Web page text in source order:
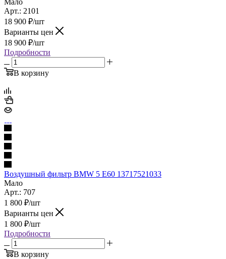
Арт.: 2101
18 900 ₽/шт
Варианты цен
18 900 ₽/шт
Подробности
В корзину
Воздушный фильтр BMW 5 E60 13717521033
Мало
Арт.: 707
1 800 ₽/шт
Варианты цен
1 800 ₽/шт
Подробности
В корзину